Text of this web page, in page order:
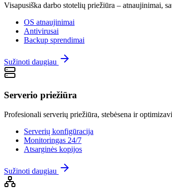
Visapusiška darbo stotelių priežiūra – atnaujinimai,
OS atnaujinimai
Antivirusai
Backup sprendimai
Sužinoti daugiau
Serverio priežiūra
Profesionali serverių priežiūra, stebėsena ir
Serverių konfigūracija
Monitoringas 24/7
Atsarginės kopijos
Sužinoti daugiau